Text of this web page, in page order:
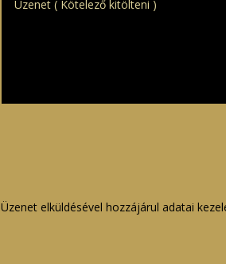
Üzenet elküldésével hozzájárul adatai